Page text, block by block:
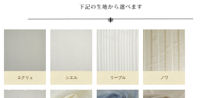
エクリュ シエル リーブル ノワ